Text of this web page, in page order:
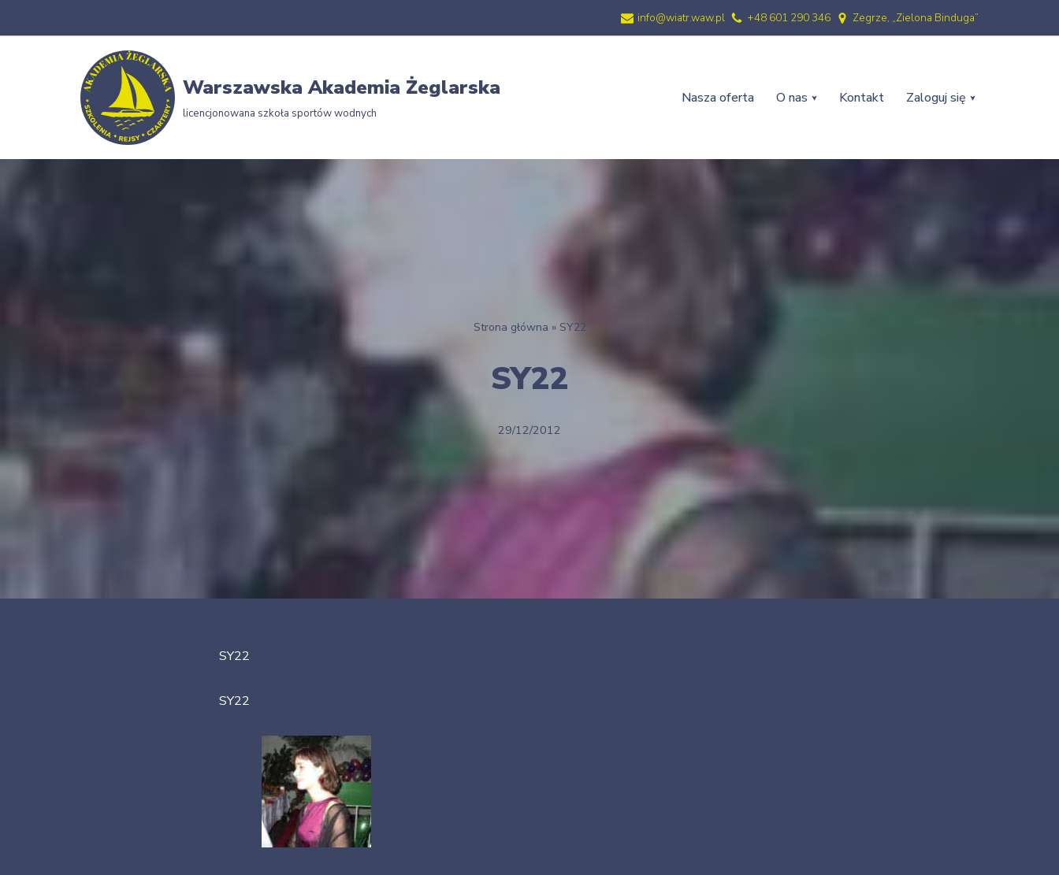
info@wiatr.waw.pl +48 601 290 346 Zegrze, „Zielona Binduga”
Warszawska Akademia Żeglarska
licencjonowana szkoła sportów wodnych
Nasza oferta O nas Kontakt Zaloguj się
Strona główna » SY22
SY22
29/12/2012
SY22
SY22